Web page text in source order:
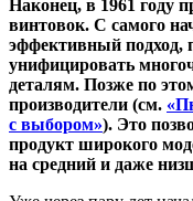
Наконец, в 1961 году
винтовок. С самого
эффективный подход,
унифицировать
деталям. Позже по
производители (см.
с выбором»). Это
продукт широкого
на средний и даже